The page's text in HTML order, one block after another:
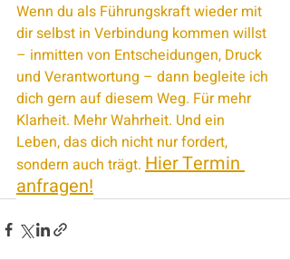
Wenn du als Führungskraft wieder mit
dir selbst in Verbindung kommen willst
– inmitten von Entscheidungen, Druck
und Verantwortung – dann begleite ich
dich gern auf diesem Weg. Für mehr
Klarheit. Mehr Wahrheit. Und ein
Leben, das dich nicht nur fordert,
sondern auch trägt. Hier Termin
anfragen!